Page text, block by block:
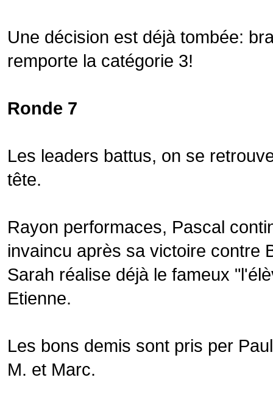
Une décision est déjà tombée:
remporte la catégorie 3!
Ronde 7
Les leaders battus, on se
tête.
Rayon performaces, Pascal
invaincu après sa victoire contre
Sarah réalise déjà le fameux
Etienne.
Les bons demis sont pris per
M. et Marc.